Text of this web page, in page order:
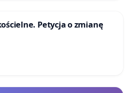
Petycja o zmianę